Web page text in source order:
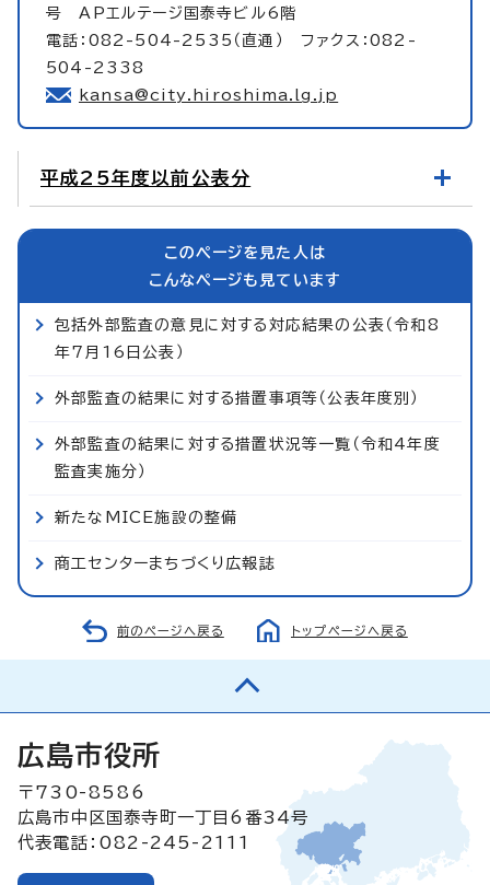
号 APエルテージ国泰寺ビル6階
電話：082-504-2535（直通） ファクス：082-
504-2338
kansa@city.hiroshima.lg.jp
平成25年度以前公表分
このページを見た人は
こんなページも見ています
包括外部監査の意見に対する対応結果の公表（令和8
年7月16日公表）
外部監査の結果に対する措置事項等（公表年度別）
外部監査の結果に対する措置状況等一覧（令和4年度
監査実施分）
新たなMICE施設の整備
商工センターまちづくり広報誌
前のページへ戻る トップページへ戻る
広島市役所
〒730-8586
広島市中区国泰寺町一丁目6番34号
代表電話：082-245-2111